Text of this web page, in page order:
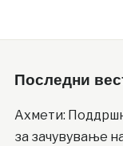
Последни
Ахмети:
за зачувување